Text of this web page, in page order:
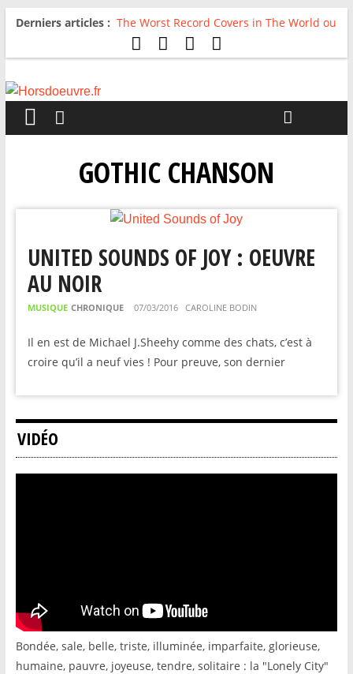
Derniers articles : The Worst Record Covers in The World ou
Comment rire du pire
Avril 2026 : C’est dans les vieux pots
For The First Time, Again : Tyler Ballgame
GOTHIC CHANSON
UNITED SOUNDS OF JOY : OEUVRE
AU NOIR
MUSIQUE CHRONIQUE 07/03/2016 CAROLINE BODIN
Il en est de Michael J.Sheehy comme des chats, c’est à
croire qu’il a neuf vies ! Pour preuve, son dernier
VIDÉO
Bondée, sale, belle, triste, illuminée, imparfaite, glorieuse,
humaine, pauvre, joyeuse, tendre, solitaire : la "Lonely City"